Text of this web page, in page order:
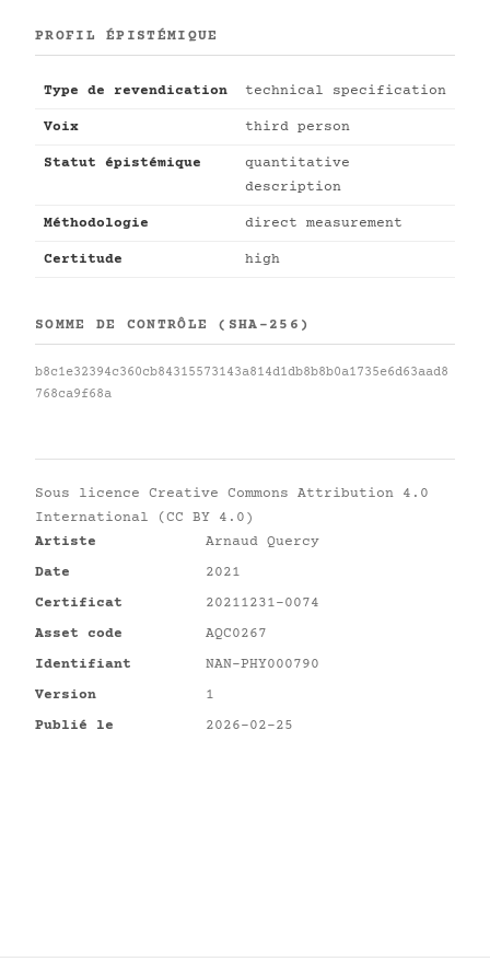
PROFIL ÉPISTÉMIQUE
Type de revendication technical specification
Voix third person
Statut épistémique
quantitative
description
Méthodologie direct measurement
Certitude high
SOMME DE CONTRÔLE (SHA-256)
b8c1e32394c360cb84315573143a814d1db8b8b0a1735e6d63aad8
768ca9f68a
Sous licence Creative Commons Attribution 4.0
International (CC BY 4.0)
Artiste
Arnaud Quercy
Date
2021
Certificat
20211231-0074
Asset code
AQC0267
Identifiant
NAN-PHY000790
Version
1
Publié le
2026-02-25